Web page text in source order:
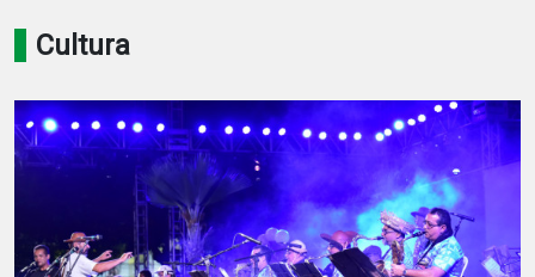
Carta de Serviço
PESQUISAR
Cultura